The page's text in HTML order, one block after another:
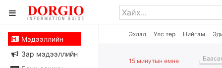
Эхлэл Улс төр Нийгэм
Мэдээллийн
Зар мэдээллийн
15 минутын өмнө